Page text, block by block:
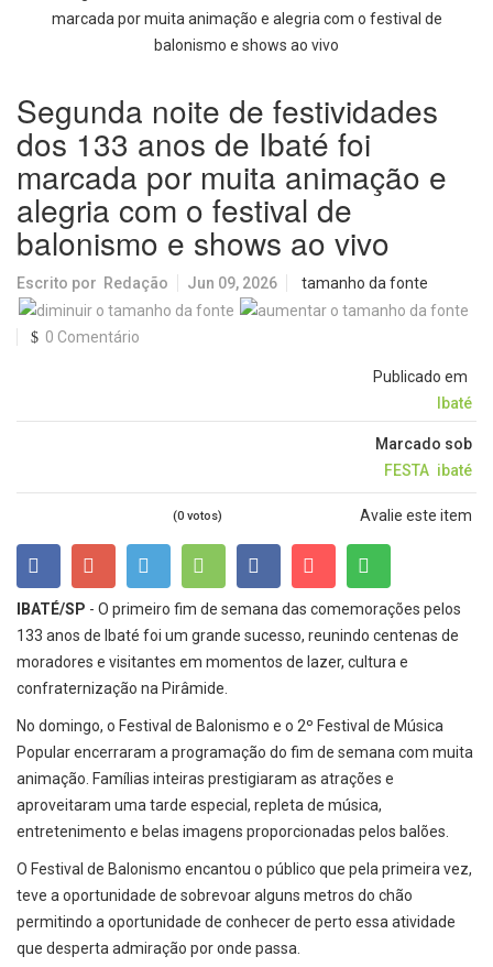
furto
cerco
em
São
Carlos
púbica
será
10 de
agosto
em
São
Carlos
terá
horário
o dia
dos
Pais
sobre
dor
média
Nacional
moderniza
rotina
dos
animais
de
saúde
de
última
geração
Cunha
Bueno,
Eudóxia,
alcança
nota
no
IDEB
2025
e
Emeb
Ulysses
e
infraestrutura
Segunda noite de festividades
dos 133 anos de Ibaté foi
marcada por muita animação e
alegria com o festival de
balonismo e shows ao vivo
Escrito por Redação Jun 09, 2026 tamanho da fonte
0 Comentário
Publicado em
Ibaté
Marcado sob
FESTA ibaté
Avalie este item
(0 votos)
IBATÉ/SP - O primeiro fim de semana das comemorações pelos
133 anos de Ibaté foi um grande sucesso, reunindo centenas de
moradores e visitantes em momentos de lazer, cultura e
confraternização na Pirâmide.
No domingo, o Festival de Balonismo e o 2º Festival de Música
Popular encerraram a programação do fim de semana com muita
animação. Famílias inteiras prestigiaram as atrações e
aproveitaram uma tarde especial, repleta de música,
entretenimento e belas imagens proporcionadas pelos balões.
O Festival de Balonismo encantou o público que pela primeira vez,
teve a oportunidade de sobrevoar alguns metros do chão
permitindo a oportunidade de conhecer de perto essa atividade
que desperta admiração por onde passa.